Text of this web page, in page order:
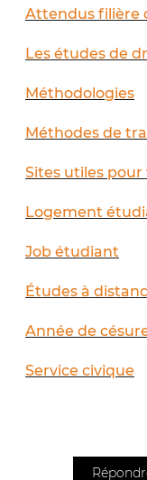
Attendus filière
Les études de
Méthodologies
Méthodes de
Sites utiles pour
Logement
Job étudiant
Études à
Année de
Service civique